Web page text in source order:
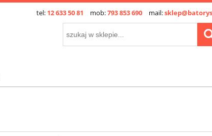
tel: 12 633 50 81 mob:793 853 690 mail: